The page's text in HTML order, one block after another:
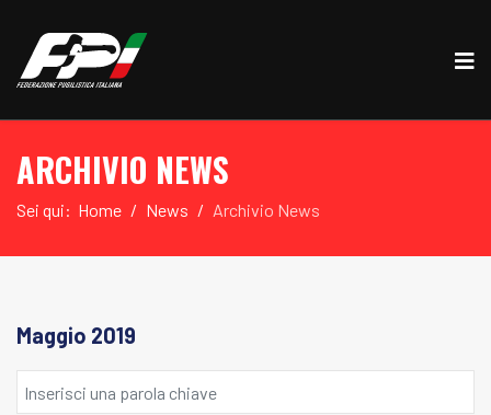
ARCHIVIO NEWS
Sei qui: Home News Archivio News
Maggio 2019